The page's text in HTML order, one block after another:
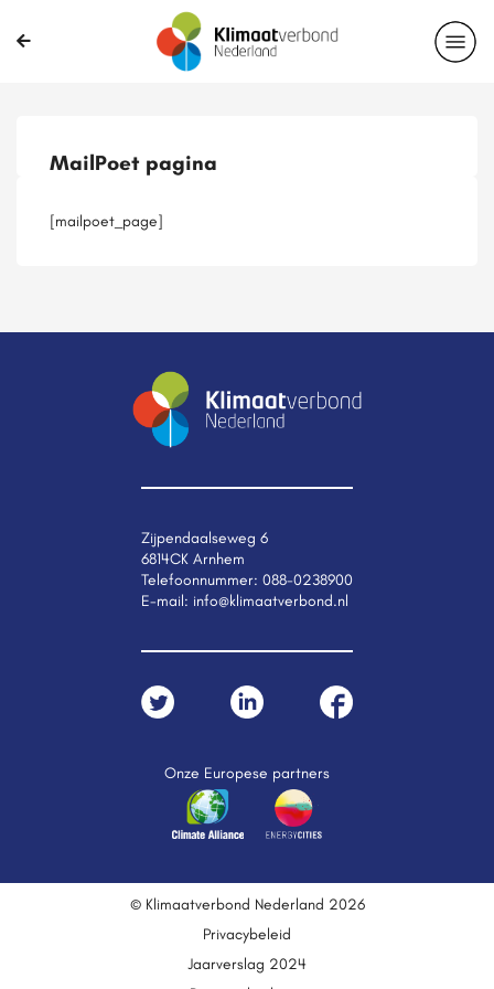
Casussen
MailPoet pagina
[mailpoet_page]
Zijpendaalseweg 6
6814CK Arnhem
Telefoonnummer: 088-0238900
E-mail: info@klimaatverbond.nl
Onze Europese partners
© Klimaatverbond Nederland 2026
Privacybeleid
Jaarverslag 2024